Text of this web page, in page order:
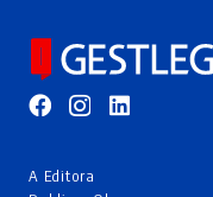
A Editora